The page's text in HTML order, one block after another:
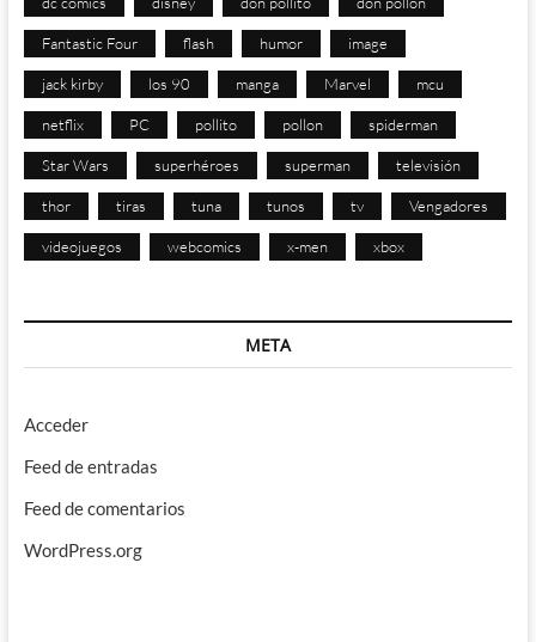
Fantastic Four flash humor image
jack kirby los 90 manga Marvel mcu
netflix PC pollito pollon spiderman
Star Wars superhéroes superman televisión
thor tiras tuna tunos tv Vengadores
videojuegos webcomics x-men xbox
META
Acceder
Feed de entradas
Feed de comentarios
WordPress.org